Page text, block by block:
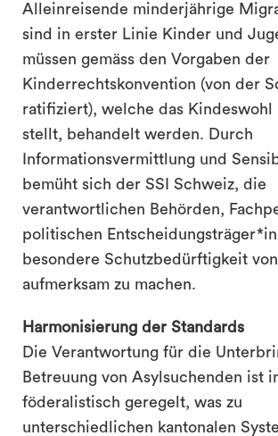
Alleinreisende minderjährige
sind in erster Linie Kinder und
müssen gemäss den Vorgaben der
Kinderrechtskonvention (von der
ratifiziert), welche das Kindeswohl
stellt, behandelt werden. Durch
Informationsvermittlung und
bemüht sich der SSI Schweiz, die
verantwortlichen Behörden,
politischen
besondere Schutzbedürftigkeit
aufmerksam zu machen.
Harmonisierung der Standards
Die Verantwortung für die
Betreuung von Asylsuchenden ist
föderalistisch geregelt, was zu
unterschiedlichen kantonalen